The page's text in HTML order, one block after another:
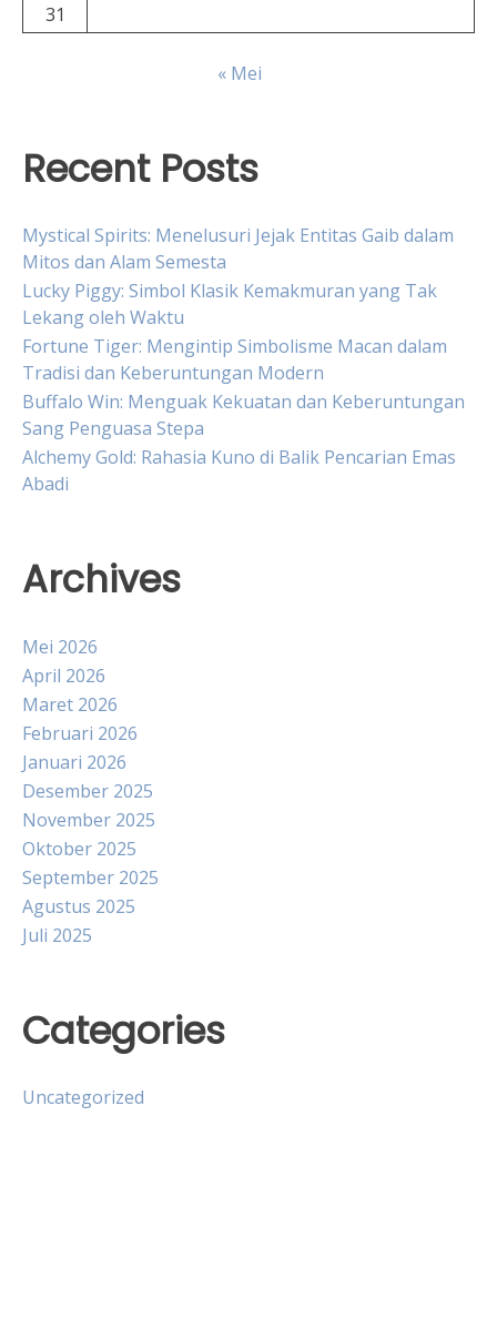
31
« Mei
Recent Posts
Mystical Spirits: Menelusuri Jejak Entitas Gaib dalam
Mitos dan Alam Semesta
Lucky Piggy: Simbol Klasik Kemakmuran yang Tak
Lekang oleh Waktu
Fortune Tiger: Mengintip Simbolisme Macan dalam
Tradisi dan Keberuntungan Modern
Buffalo Win: Menguak Kekuatan dan Keberuntungan
Sang Penguasa Stepa
Alchemy Gold: Rahasia Kuno di Balik Pencarian Emas
Abadi
Archives
Mei 2026
April 2026
Maret 2026
Februari 2026
Januari 2026
Desember 2025
November 2025
Oktober 2025
September 2025
Agustus 2025
Juli 2025
Categories
Uncategorized